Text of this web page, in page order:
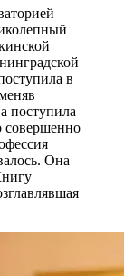
в
поступила
совершенно
Она